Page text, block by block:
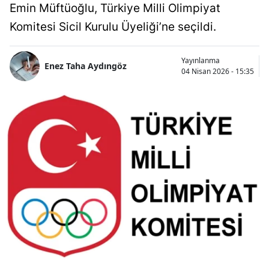
Emin Müftüoğlu, Türkiye Milli Olimpiyat
Komitesi Sicil Kurulu Üyeliği’ne seçildi.
Enez Taha Aydıngöz
Yayınlanma
04 Nisan 2026 - 15:35